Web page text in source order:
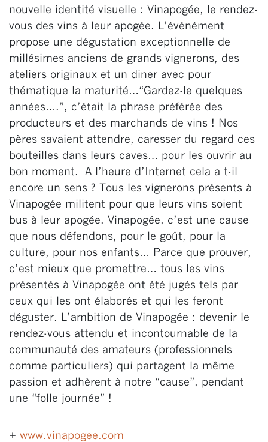
nouvelle identité visuelle : Vinapogée, le rendez-
vous des vins à leur apogée. L’événément
propose une dégustation exceptionnelle de
millésimes anciens de grands vignerons, des
ateliers originaux et un diner avec pour
thématique la maturité…“Gardez-le quelques
années….”, c’était la phrase préférée des
producteurs et des marchands de vins ! Nos
pères savaient attendre, caresser du regard ces
bouteilles dans leurs caves… pour les ouvrir au
bon moment. A l’heure d’Internet cela a t-il
encore un sens ? Tous les vignerons présents à
Vinapogée militent pour que leurs vins soient
bus à leur apogée. Vinapogée, c’est une cause
que nous défendons, pour le goût, pour la
culture, pour nos enfants… Parce que prouver,
c’est mieux que promettre… tous les vins
présentés à Vinapogée ont été jugés tels par
ceux qui les ont élaborés et qui les feront
déguster. L’ambition de Vinapogée : devenir le
rendez-vous attendu et incontournable de la
communauté des amateurs (professionnels
comme particuliers) qui partagent la même
passion et adhèrent à notre “cause”, pendant
une “folle journée” !
+ www.vinapogee.com